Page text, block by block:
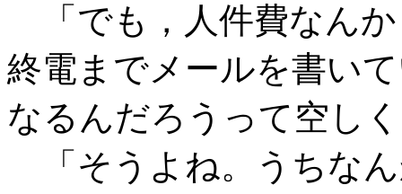
「でも，人件費なん
終電までメールを書い
なるんだろうって空し
「そうよね。うちな